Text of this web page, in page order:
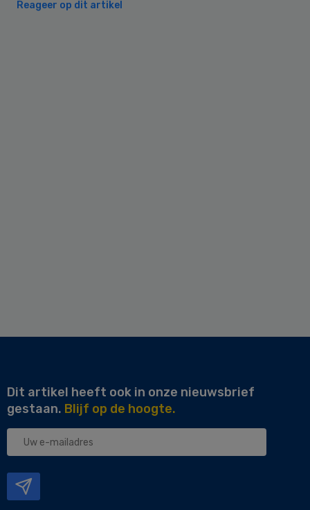
Reageer op dit artikel
Dit artikel heeft ook in onze nieuwsbrief
gestaan. Blijf op de hoogte.
Uw